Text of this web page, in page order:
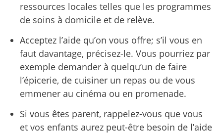
ressources locales telles que les programmes
de soins à domicile et de relève.
Acceptez l’aide qu’on vous offre; s’il vous en
faut davantage, précisez-le. Vous pourriez par
exemple demander à quelqu’un de faire
l’épicerie, de cuisiner un repas ou de vous
emmener au cinéma ou en promenade.
Si vous êtes parent, rappelez-vous que vous
et vos enfants aurez peut-être besoin de l’aide